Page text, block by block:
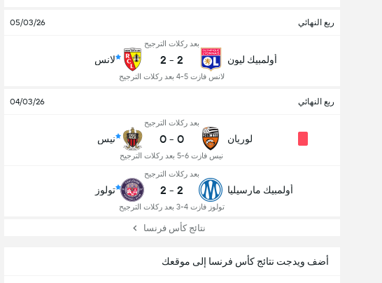
ربع النهائي 05/03/26
أولمبيك ليون
بعد ركلات الترجيح
2
-
2
لانس فازت 5-4 بعد ركلات الترجيح
لانس
ربع النهائي 04/03/26
لوريان
بعد ركلات الترجيح
0
-
0
نيس فازت 6-5 بعد ركلات الترجيح
نيس
أولمبيك مارسيليا
بعد ركلات الترجيح
2
-
2
تولوز فازت 4-3 بعد ركلات الترجيح
تولوز
نتائج كأس فرنسا
أضف ويدجت نتائج كأس فرنسا إلى موقعك